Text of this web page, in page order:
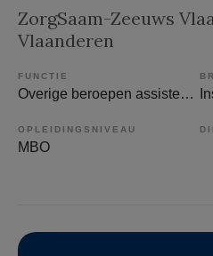
ZorgSaam-Zeeuws
Vlaanderen
FUNCTIE
Overige beroepen assistenten
OPLEIDINGSNIVEAU
MBO